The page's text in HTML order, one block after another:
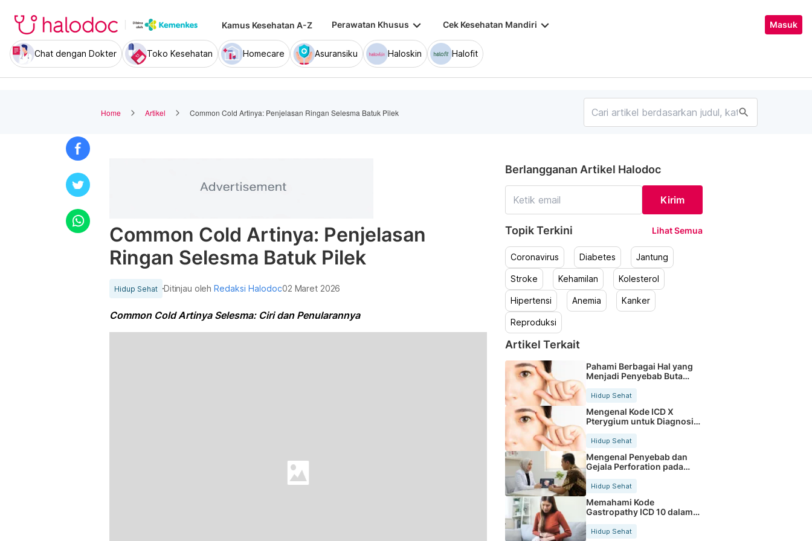
Kamus Kesehatan A-Z Perawatan Khusus keyboard_arrow_down Cek Kesehatan Mandiri keyboard_arrow_down Masuk
Chat dengan Dokter Toko Kesehatan Homecare Asuransiku Haloskin Halofit
Home Artikel Common Cold Artinya: Penjelasan Ringan Selesma Batuk Pilek search
Common Cold Artinya: Penjelasan
Ringan Selesma Batuk Pilek
Hidup Sehat Ditinjau olehRedaksi Halodoc02 Maret 2026
Common Cold Artinya Selesma: Ciri dan Penularannya
Berlangganan Artikel Halodoc
Kirim
Topik Terkini Lihat Semua
Coronavirus Diabetes Jantung
Stroke Kehamilan Kolesterol
Hipertensi Anemia Kanker
Reproduksi
Artikel Terkait
Pahami Berbagai Hal yang
Menjadi Penyebab Buta
Hidup Sehat
Mengenal Kode ICD X
Pterygium untuk Diagnosis
Hidup Sehat
Mengenal Penyebab dan
Gejala Perforation pada
Tubuh
Hidup Sehat
Memahami Kode
Gastropathy ICD 10 dalam
Rekam Medis Pasien
Hidup Sehat